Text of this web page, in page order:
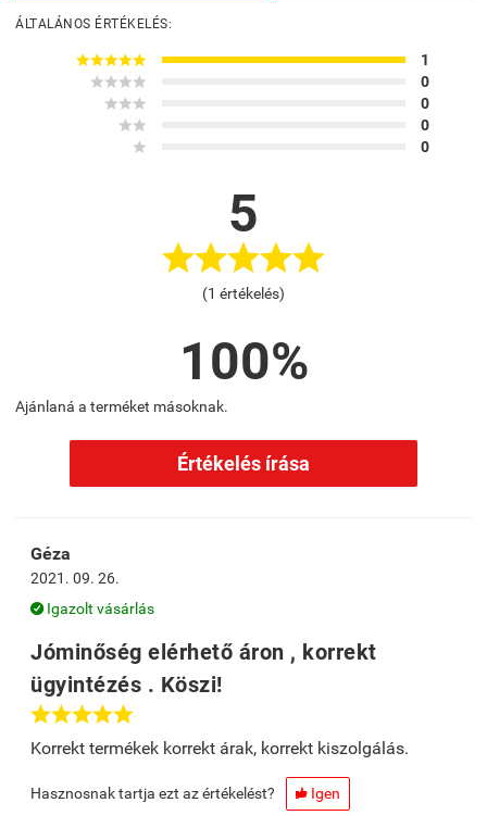
ÁLTALÁNOS ÉRTÉKELÉS:

1

0

0

0

0
5

(1 értékelés)
100%
Ajánlaná a terméket másoknak.
Értékelés írása
Géza
2021. 09. 26.
 Igazolt vásárlás
Jóminőség elérhető áron , korrekt
ügyintézés . Köszi!

Korrekt termékek korrekt árak, korrekt kiszolgálás.
Hasznosnak tartja ezt az értékelést?  Igen